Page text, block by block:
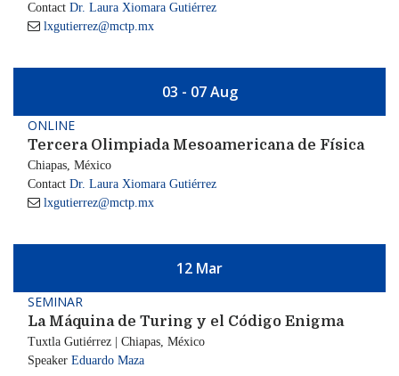
Contact Dr. Laura Xiomara Gutiérrez
 lxgutierrez@mctp.mx
03 - 07 Aug
ONLINE
Tercera Olimpiada Mesoamericana de Física
Chiapas, México
Contact Dr. Laura Xiomara Gutiérrez
 lxgutierrez@mctp.mx
12 Mar
SEMINAR
La Máquina de Turing y el Código Enigma
Tuxtla Gutiérrez | Chiapas, México
Speaker Eduardo Maza